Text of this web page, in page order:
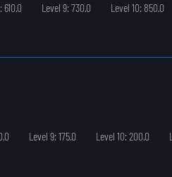
610.0 Level 9: 730.0 Level 10: 850.0
Level 9: 175.0 Level 10: 200.0